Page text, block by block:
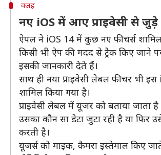
वजह
नए iOS में आए प्राइवेसी से जुड़े
ऐपल ने iOS 14 में कुछ नए फीचर्स
किसी भी ऐप की मदद से ट्रैक किए जाने
इसकी जानकारी देते हैं।
साथ ही नया प्राइवेसी लेबल फीचर भी
शामिल किया गया है।
प्राइवेसी लेबल में यूजर को बताया जाता
उसका कौन सा डेटा जुटा रही है या फिर
करती है।
यूजर्स को माइक, कैमरा इस्तेमाल किए